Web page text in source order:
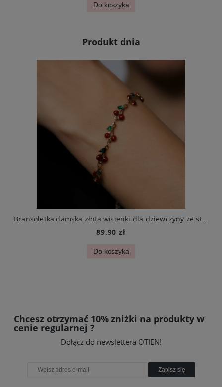
Do koszyka
Produkt dnia
Bransoletka damska złota wisienki dla dziewczyny ze stali chirurgicznej
89,90 zł
Do koszyka
Chcesz otrzymać 10% zniżki na produkty w
cenie regularnej ?
Dołącz do newslettera OTIEN!
Zapisz się